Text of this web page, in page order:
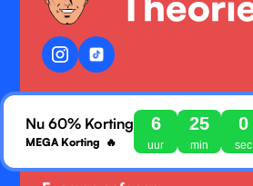
Info@meijertheoriecursus.nl
meijertheorie
KVK: 5865812379
Nu 60% Korting
MEGA Korting 🔥
6
uur
25
min
0
sec